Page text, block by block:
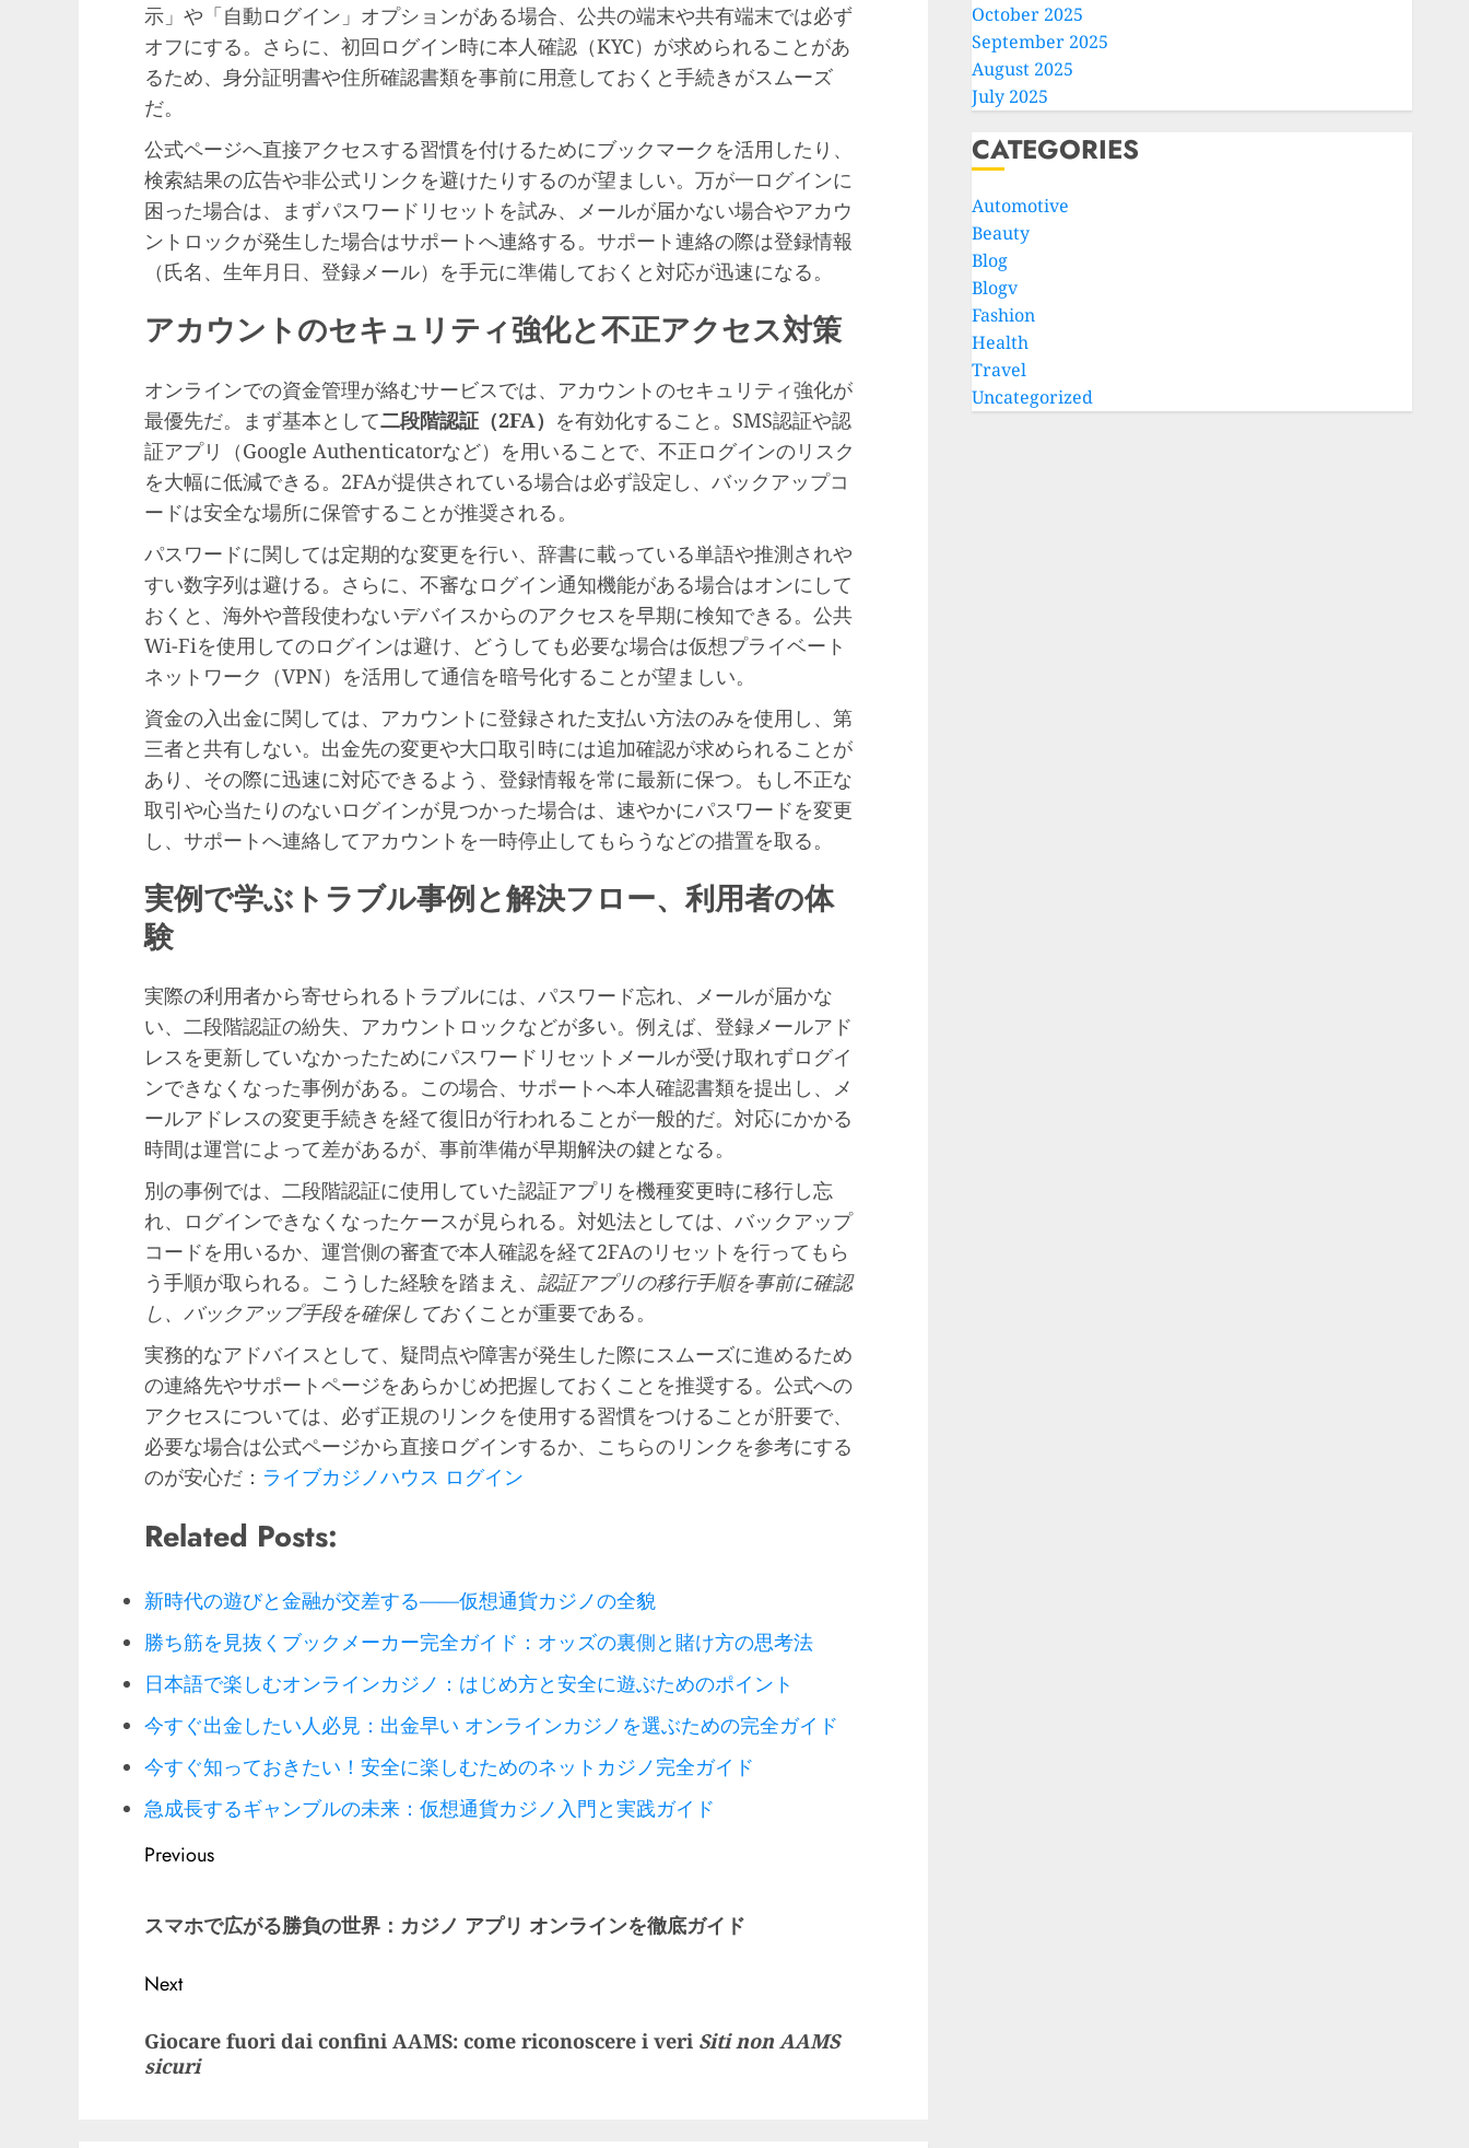
示」や「自動ログイン」オプションがある場合、公共の端末や共有端末では必ず
オフにする。さらに、初回ログイン時に本人確認（KYC）が求められることがあ
るため、身分証明書や住所確認書類を事前に用意しておくと手続きがスムーズ
だ。
公式ページへ直接アクセスする習慣を付けるためにブックマークを活用したり、
検索結果の広告や非公式リンクを避けたりするのが望ましい。万が一ログインに
困った場合は、まずパスワードリセットを試み、メールが届かない場合やアカウ
ントロックが発生した場合はサポートへ連絡する。サポート連絡の際は登録情報
（氏名、生年月日、登録メール）を手元に準備しておくと対応が迅速になる。
アカウントのセキュリティ強化と不正アクセス対策
オンラインでの資金管理が絡むサービスでは、アカウントのセキュリティ強化が
最優先だ。まず基本として二段階認証（2FA） を有効化すること。SMS認証や認
証アプリ（Google Authenticatorなど）を用いることで、不正ログインのリスク
を大幅に低減できる。2FAが提供されている場合は必ず設定し、バックアップコ
ードは安全な場所に保管することが推奨される。
パスワードに関しては定期的な変更を行い、辞書に載っている単語や推測されや
すい数字列は避ける。さらに、不審なログイン通知機能がある場合はオンにして
おくと、海外や普段使わないデバイスからのアクセスを早期に検知できる。公共
Wi-Fiを使用してのログインは避け、どうしても必要な場合は仮想プライベート
ネットワーク（VPN）を活用して通信を暗号化することが望ましい。
資金の入出金に関しては、アカウントに登録された支払い方法のみを使用し、第
三者と共有しない。出金先の変更や大口取引時には追加確認が求められることが
あり、その際に迅速に対応できるよう、登録情報を常に最新に保つ。もし不正な
取引や心当たりのないログインが見つかった場合は、速やかにパスワードを変更
し、サポートへ連絡してアカウントを一時停止してもらうなどの措置を取る。
実例で学ぶトラブル事例と解決フロー、利用者の体
験
実際の利用者から寄せられるトラブルには、パスワード忘れ、メールが届かな
い、二段階認証の紛失、アカウントロックなどが多い。例えば、登録メールアド
レスを更新していなかったためにパスワードリセットメールが受け取れずログイ
ンできなくなった事例がある。この場合、サポートへ本人確認書類を提出し、メ
ールアドレスの変更手続きを経て復旧が行われることが一般的だ。対応にかかる
時間は運営によって差があるが、事前準備が早期解決の鍵となる。
別の事例では、二段階認証に使用していた認証アプリを機種変更時に移行し忘
れ、ログインできなくなったケースが見られる。対処法としては、バックアップ
コードを用いるか、運営側の審査で本人確認を経て2FAのリセットを行ってもら
う手順が取られる。こうした経験を踏まえ、 認証アプリの移行手順を事前に確認
し、バックアップ手段を確保しておく ことが重要である。
実務的なアドバイスとして、疑問点や障害が発生した際にスムーズに進めるため
の連絡先やサポートページをあらかじめ把握しておくことを推奨する。公式への
アクセスについては、必ず正規のリンクを使用する習慣をつけることが肝要で、
必要な場合は公式ページから直接ログインするか、こちらのリンクを参考にする
のが安心だ： ライブカジノハウス ログイン
Related Posts:
新時代の遊びと金融が交差する——仮想通貨カジノの全貌
勝ち筋を見抜くブックメーカー完全ガイド：オッズの裏側と賭け方の思考法
日本語で楽しむオンラインカジノ：はじめ方と安全に遊ぶためのポイント
今すぐ出金したい人必見：出金早い オンラインカジノを選ぶための完全ガイド
今すぐ知っておきたい！安全に楽しむためのネットカジノ完全ガイド
急成長するギャンブルの未来：仮想通貨カジノ入門と実践ガイド
Post
Previous
post:
スマホで広がる勝負の世界： カジノ アプリ オンラインを徹底ガイド
Next
post:
Giocare fuori dai confini AAMS: come riconoscere i veri Siti non AAMS
sicuri
October 2025
September 2025
August 2025
July 2025
CATEGORIES
Automotive
Beauty
Blog
Blogv
Fashion
Health
Travel
Uncategorized